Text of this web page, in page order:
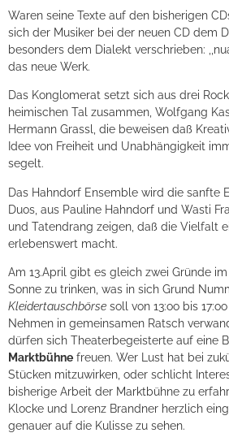
Waren seine Texte auf den bisherigen
sich der Musiker bei der neuen CD dem
besonders dem Dialekt verschrieben:
das neue Werk.
Das Konglomerat setzt sich aus drei
heimischen Tal zusammen, Wolfgang
Hermann Grassl, die beweisen daß
Idee von Freiheit und Unabhängigkeit
segelt.
Das Hahndorf Ensemble wird die sanfte
Duos, aus Pauline Hahndorf und Wasti
und Tatendrang zeigen, daß die Vielfalt
erlebenswert macht.
Am 13.April gibt es gleich zwei Gründe im
Sonne zu trinken, was in sich Grund
Kleidertauschbörse soll von 13:oo bis
Nehmen in gemeinsamen Ratsch
dürfen sich Theaterbegeisterte auf eine
Marktbühne freuen. Wer Lust hat bei
Stücken mitzuwirken, oder schlicht
bisherige Arbeit der Marktbühne zu
Klocke und Lorenz Brandner herzlich
genauer auf die Kulisse zu sehen.